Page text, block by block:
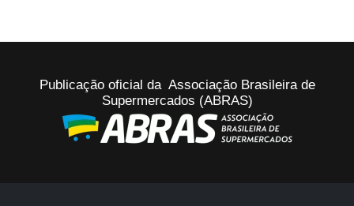
Publicação oficial da Associação Brasileira de
Supermercados (ABRAS)